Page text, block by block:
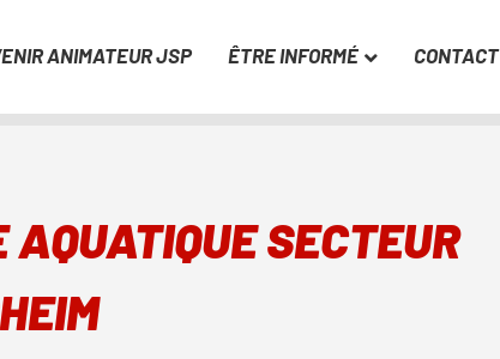
ANIMATEUR JSP ÊTRE INFORMÉ CONTACT
SECTEUR